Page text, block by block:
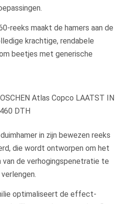
reeks maakt de hamers aan de
krachtige, rendabele
beetjes met generische
Atlas Copco LAATST IN
DTH
in zijn bewezen reeks
die wordt ontworpen om het
de verhogingspenetratie te
optimaliseert de effect-